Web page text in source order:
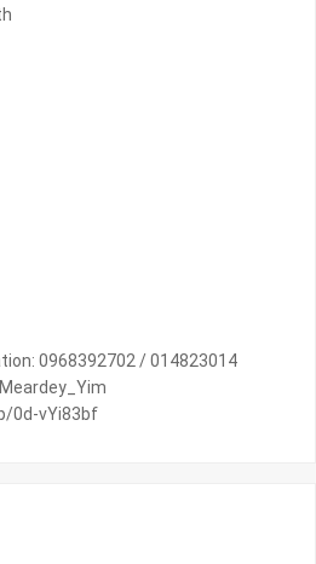
0968392702 / 014823014
0d-vYi83bf